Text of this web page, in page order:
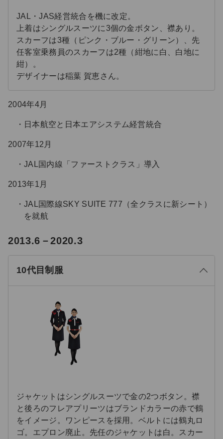
JAL・JAS経営統合を機に改定。
上着はシングルスーツに3個の金ボタン、襟あり。
スカーフは3種（ピンク・ブルー・グリーン）、先
任客室乗務員のスカーフは2種（紺地に白、白地に
紺）。
デザイナーは稲葉 賀恵さん。
2004年4月
日本航空と日本エアシステム経営統合
2007年12月
JAL国内線「ファーストクラス」導入
2013年1月
JAL国際線SKY SUITE 777（全クラスに新シート）
を就航
2013.6－2020.3
10代目制服
ジャケットはシングルスーツで金の2つボタン。襟
と後ろのフレアプリーツはブランドカラーの赤で鶴
をイメージ。ワンピースを採用。ベルトには鶴丸ロ
ゴ。エプロン廃止。先任のジャケットは白。スカー